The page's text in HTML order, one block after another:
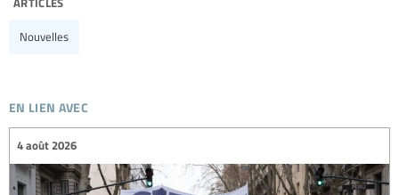
Nouvelles
en lien avec
4 août 2026